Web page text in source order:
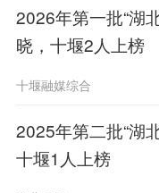
2026年第一批“湖
晓，十堰2人上榜
十堰融媒综合
2025年第二批“湖
十堰1人上榜